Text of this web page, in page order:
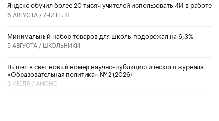
​Яндекс обучил более 20 тысяч учителей использовать ИИ в работе
6 АВГУСТА /УЧИТЕЛЯ
Минимальный набор товаров для школы подорожал на 6,3%
5 АВГУСТА / ШКОЛЬНИКИ
Вышел в свет новый номер научно-публицистического журнала
«Образовательная политика» № 2 (2026)
3 ИЮЛЯ / АНОНС